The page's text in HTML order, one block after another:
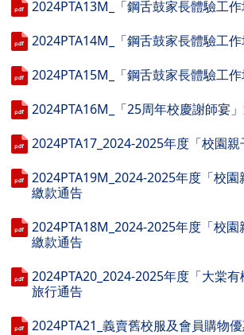
2024PTA13M_「鋼舌鼓家長體驗工
2024PTA14M_「鋼舌鼓家長體驗工
2024PTA15M_「鋼舌鼓家長體驗工
2024PTA16M_「25周年校慶謝師宴
2024PTA17_2024-2025年度「校園親
2024PTA19M_2024-2025年度「校園
繳款通告
2024PTA18M_2024-2025年度「校園
繳款通告
2024PTA20_2024-2025年度「大棠
旅行通告
2024PTA21_義賣舊校服及會員購物